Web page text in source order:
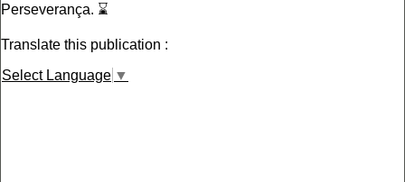
Perseverança. ⌛️
Translate this publication :
Select Language ▼